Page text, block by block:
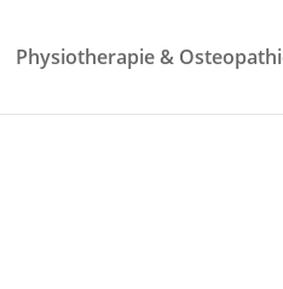
Physiotherapie &